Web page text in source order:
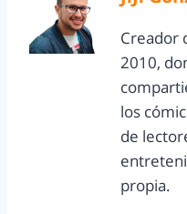
Creador
2010,
los
de
propia.